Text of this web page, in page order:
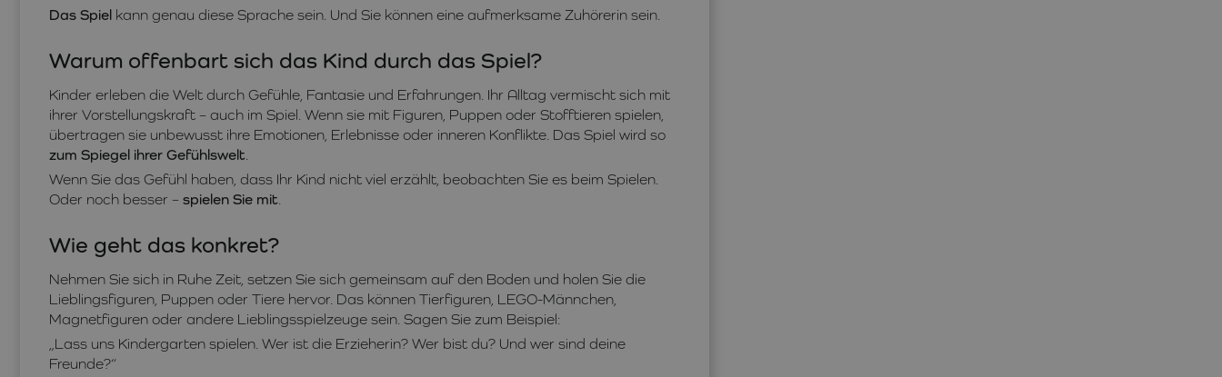
Das Spiel kann genau diese Sprache sein. Und Sie können eine aufmerksame Zuhörerin sein.
Warum offenbart sich das Kind durch das Spiel?
Kinder erleben die Welt durch Gefühle, Fantasie und Erfahrungen. Ihr Alltag vermischt sich mit
ihrer Vorstellungskraft – auch im Spiel. Wenn sie mit Figuren, Puppen oder Stofftieren spielen,
übertragen sie unbewusst ihre Emotionen, Erlebnisse oder inneren Konflikte. Das Spiel wird so
zum Spiegel ihrer Gefühlswelt.
Wenn Sie das Gefühl haben, dass Ihr Kind nicht viel erzählt, beobachten Sie es beim Spielen.
Oder noch besser – spielen Sie mit.
Wie geht das konkret?
Nehmen Sie sich in Ruhe Zeit, setzen Sie sich gemeinsam auf den Boden und holen Sie die
Lieblingsfiguren, Puppen oder Tiere hervor. Das können Tierfiguren, LEGO-Männchen,
Magnetfiguren oder andere Lieblingsspielzeuge sein. Sagen Sie zum Beispiel:
„Lass uns Kindergarten spielen. Wer ist die Erzieherin? Wer bist du? Und wer sind deine
Freunde?“